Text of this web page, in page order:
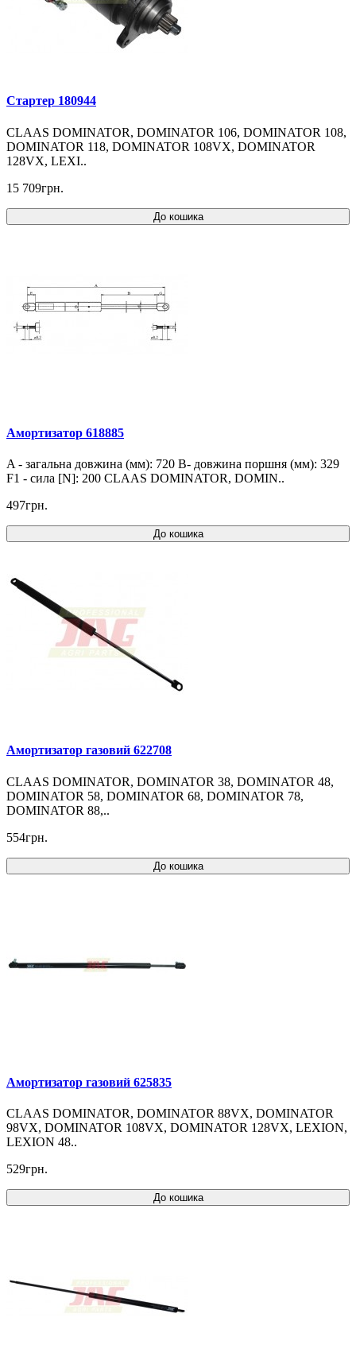
Cтартер 180944
CLAAS DOMINATOR, DOMINATOR 106, DOMINATOR 108,
DOMINATOR 118, DOMINATOR 108VX, DOMINATOR
128VX, LEXI..
15 709грн.
До кошика
Амортизатор 618885
A - загальна довжина (мм): 720 B- довжина поршня (мм): 329
F1 - сила [N]: 200 CLAAS DOMINATOR, DOMIN..
497грн.
До кошика
Амортизатор газовий 622708
CLAAS DOMINATOR, DOMINATOR 38, DOMINATOR 48,
DOMINATOR 58, DOMINATOR 68, DOMINATOR 78,
DOMINATOR 88,..
554грн.
До кошика
Амортизатор газовий 625835
CLAAS DOMINATOR, DOMINATOR 88VX, DOMINATOR
98VX, DOMINATOR 108VX, DOMINATOR 128VX, LEXION,
LEXION 48..
529грн.
До кошика